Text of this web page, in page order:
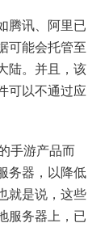
腾讯、阿里已
可能会托管至
陆。并且，该
可以不通过应
手游产品而
务器，以降低
就是说，这些
服务器上，已